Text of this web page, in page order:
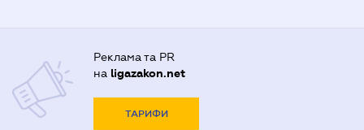
Реклама та PR
на ligazakon.net
ТАРИФИ